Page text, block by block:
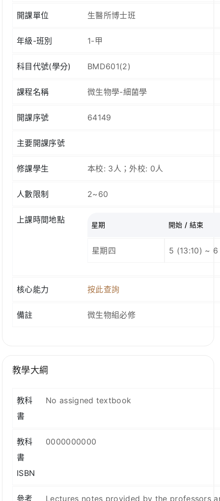
開課單位 生醫所博士班
年級-班別 1-甲
科目代號(學分) BMD601(2)
課程名稱 微生物學-細菌學
開課序號 64149
主要開課序號
修課學生 本校: 3人；外校: 0人
人數限制 2~60
上課時間地點
星期 開始 / 結束
星期四 5 (13:10) ~
核心能力 按此查詢
備註 微生物組必修
教學大綱
教科
書
No assigned textbook
教科
書
ISBN
0000000000
參考 Lectures notes provided by the professors